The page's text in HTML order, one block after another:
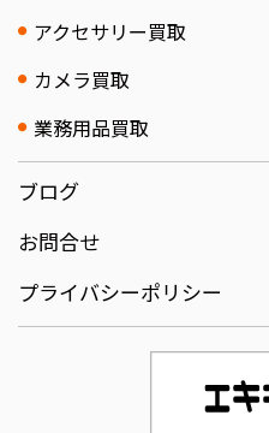
アクセサリー買取
カメラ買取
業務用品買取
ブログ
お問合せ
プライバシーポリシー